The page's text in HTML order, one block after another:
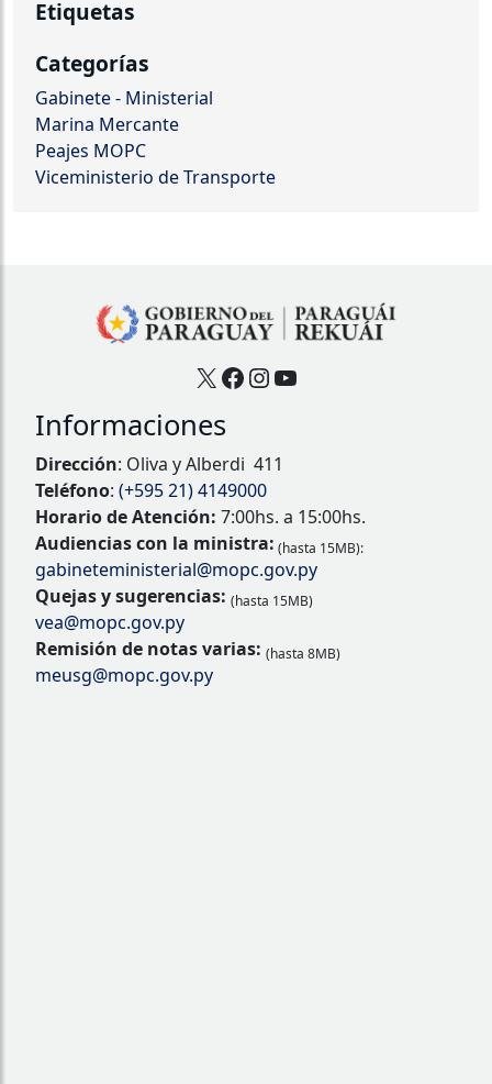
Etiquetas
Categorías
Gabinete - Ministerial
Marina Mercante
Peajes MOPC
Viceministerio de Transporte
X Facebook
Instagram
YouTube
Informaciones
Dirección: Oliva y Alberdi 411
Teléfono: (+595 21) 4149000
Horario de Atención: 7:00hs. a 15:00hs.
Audiencias con la ministra: (hasta 15MB):
gabineteministerial@mopc.gov.py
Quejas y sugerencias: (hasta 15MB)
vea@mopc.gov.py
Remisión de notas varias: (hasta 8MB)
meusg@mopc.gov.py